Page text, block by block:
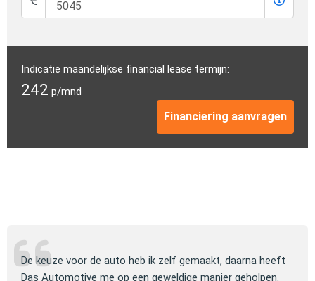
Indicatie maandelijkse financial lease termijn:
242 p/mnd
Financiering aanvragen
De keuze voor de auto heb ik zelf gemaakt, daarna heeft
Das Automotive me op een geweldige manier geholpen.